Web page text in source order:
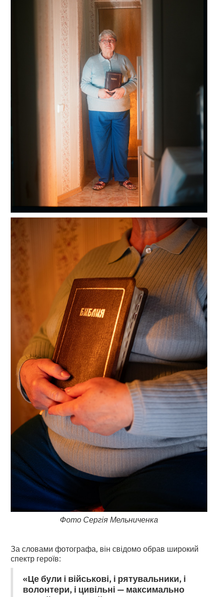
Фото Сергія Мельниченка
За словами фотографа, він свідомо обрав широкий
спектр героїв:
«Це були і військові, і рятувальники, і
волонтери, і цивільні — максимально